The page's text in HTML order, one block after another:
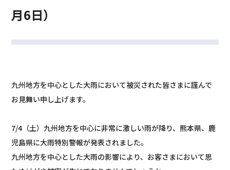
月6日）
九州地方を中心とした大雨において被災された皆さまに謹んで
お見舞い申し上げます。
7/4（土）九州地方を中心に非常に激しい雨が降り、熊本県、鹿
児島県に大雨特別警報が発表されました。
九州地方を中心とした大雨の影響により、お客さまにおいて思